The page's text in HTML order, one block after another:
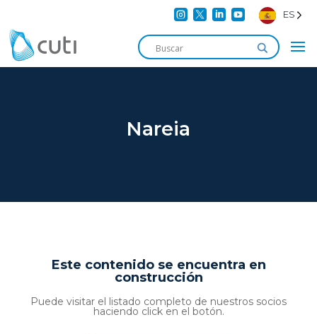
    ES
Nareia
Este contenido se encuentra en
construcción
Puede visitar el listado completo de nuestros socios
haciendo click en el botón.